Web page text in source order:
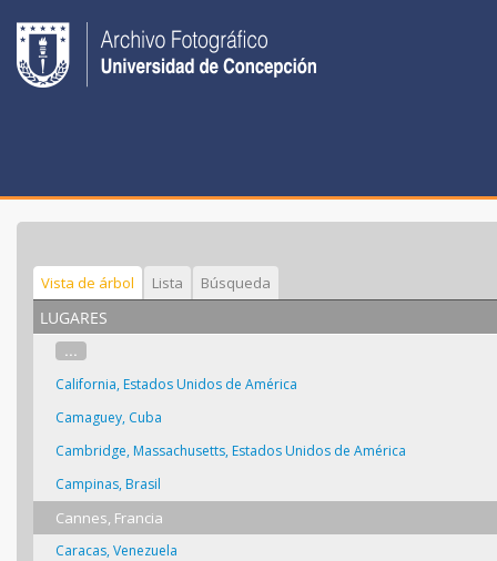
Vista de árbol Lista Búsqueda
lugares
...
California, Estados Unidos de América
Camaguey, Cuba
Cambridge, Massachusetts, Estados Unidos de América
Campinas, Brasil
Cannes, Francia
Caracas, Venezuela